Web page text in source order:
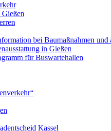
bei Baumaßnahmen und
in Gießen
für Buswartehallen
Kassel